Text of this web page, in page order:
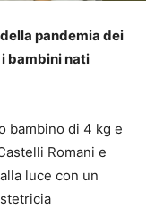
pandemia dei
bambini nati
bambino di 4 kg e
Romani e
luce con un